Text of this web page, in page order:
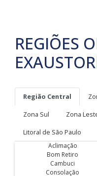
REGIÕES
Região Central
Zona Sul
Zona
Litoral de São Paulo
Aclimação
Bom Retiro
Cambuci
Consolação